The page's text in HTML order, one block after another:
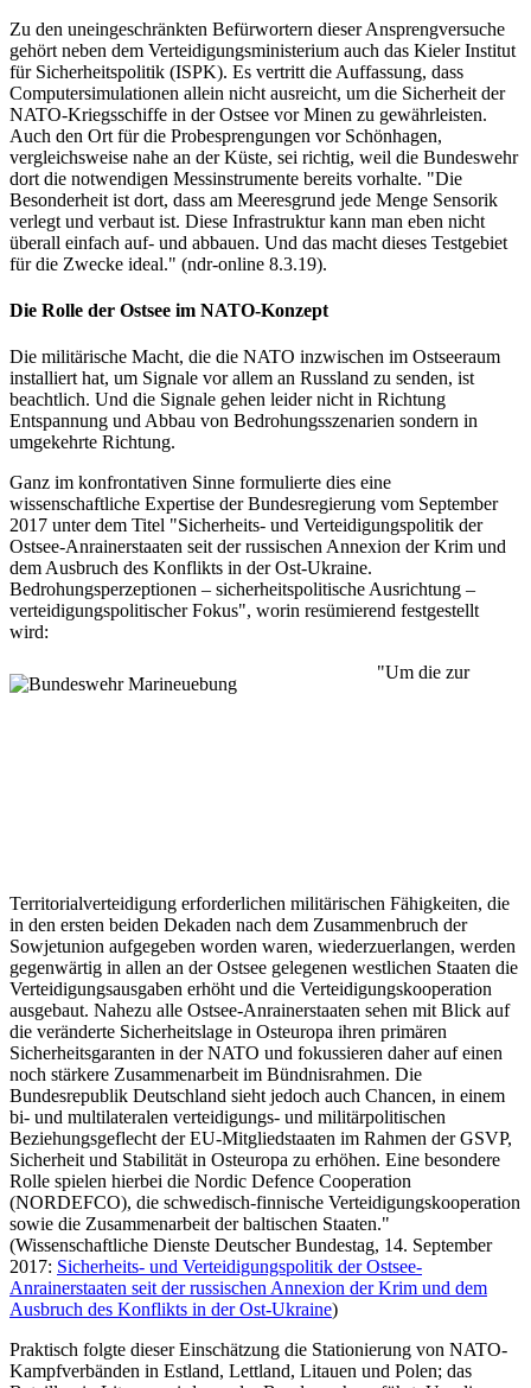
Zu den uneingeschränkten Befürwortern dieser Ansprengversuche
gehört neben dem Verteidigungsministerium auch das Kieler Institut
für Sicherheitspolitik (ISPK). Es vertritt die Auffassung, dass
Computersimulationen allein nicht ausreicht, um die Sicherheit der
NATO-Kriegsschiffe in der Ostsee vor Minen zu gewährleisten.
Auch den Ort für die Probesprengungen vor Schönhagen,
vergleichsweise nahe an der Küste, sei richtig, weil die Bundeswehr
dort die notwendigen Messinstrumente bereits vorhalte. "Die
Besonderheit ist dort, dass am Meeresgrund jede Menge Sensorik
verlegt und verbaut ist. Diese Infrastruktur kann man eben nicht
überall einfach auf- und abbauen. Und das macht dieses Testgebiet
für die Zwecke ideal." (ndr-online 8.3.19).
Die Rolle der Ostsee im NATO-Konzept
Die militärische Macht, die die NATO inzwischen im Ostseeraum
installiert hat, um Signale vor allem an Russland zu senden, ist
beachtlich. Und die Signale gehen leider nicht in Richtung
Entspannung und Abbau von Bedrohungsszenarien sondern in
umgekehrte Richtung.
Ganz im konfrontativen Sinne formulierte dies eine
wissenschaftliche Expertise der Bundesregierung vom September
2017 unter dem Titel "Sicherheits- und Verteidigungspolitik der
Ostsee-Anrainerstaaten seit der russischen Annexion der Krim und
dem Ausbruch des Konflikts in der Ost-Ukraine.
Bedrohungsperzeptionen – sicherheitspolitische Ausrichtung –
verteidigungspolitischer Fokus", worin resümierend festgestellt
wird:
"Um die zur
Territorialverteidigung erforderlichen militärischen Fähigkeiten, die
in den ersten beiden Dekaden nach dem Zusammenbruch der
Sowjetunion aufgegeben worden waren, wiederzuerlangen, werden
gegenwärtig in allen an der Ostsee gelegenen westlichen Staaten die
Verteidigungsausgaben erhöht und die Verteidigungskooperation
ausgebaut. Nahezu alle Ostsee-Anrainerstaaten sehen mit Blick auf
die veränderte Sicherheitslage in Osteuropa ihren primären
Sicherheitsgaranten in der NATO und fokussieren daher auf einen
noch stärkere Zusammenarbeit im Bündnisrahmen. Die
Bundesrepublik Deutschland sieht jedoch auch Chancen, in einem
bi- und multilateralen verteidigungs- und militärpolitischen
Beziehungsgeflecht der EU-Mitgliedstaaten im Rahmen der GSVP,
Sicherheit und Stabilität in Osteuropa zu erhöhen. Eine besondere
Rolle spielen hierbei die Nordic Defence Cooperation
(NORDEFCO), die schwedisch-finnische Verteidigungskooperation
sowie die Zusammenarbeit der baltischen Staaten."
(Wissenschaftliche Dienste Deutscher Bundestag, 14. September
2017: Sicherheits- und Verteidigungspolitik der Ostsee-
Anrainerstaaten seit der russischen Annexion der Krim und dem
Ausbruch des Konflikts in der Ost-Ukraine)
Praktisch folgte dieser Einschätzung die Stationierung von NATO-
Kampfverbänden in Estland, Lettland, Litauen und Polen; das